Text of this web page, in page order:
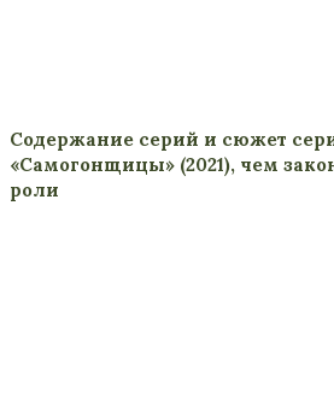
Содержание серий и сюжет
«Самогонщицы» (2021), чем
роли